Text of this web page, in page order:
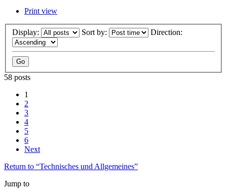
Print view
Display: Sort by: Direction:
58 posts
1
2
3
4
5
6
Next
Return to “Technisches und Allgemeines”
Jump to